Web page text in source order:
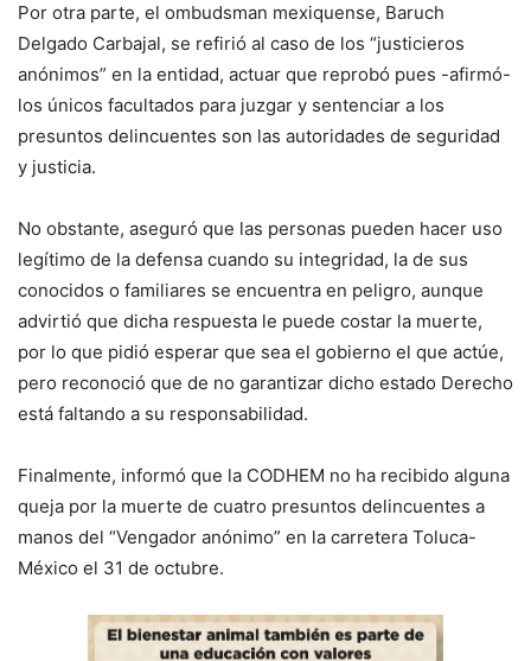
Por otra parte, el ombudsman mexiquense, Baruch
Delgado Carbajal, se refirió al caso de los “justicieros
anónimos” en la entidad, actuar que reprobó pues -afirmó-
los únicos facultados para juzgar y sentenciar a los
presuntos delincuentes son las autoridades de seguridad
y justicia.
No obstante, aseguró que las personas pueden hacer uso
legítimo de la defensa cuando su integridad, la de sus
conocidos o familiares se encuentra en peligro, aunque
advirtió que dicha respuesta le puede costar la muerte,
por lo que pidió esperar que sea el gobierno el que actúe,
pero reconoció que de no garantizar dicho estado Derecho
está faltando a su responsabilidad.
Finalmente, informó que la CODHEM no ha recibido alguna
queja por la muerte de cuatro presuntos delincuentes a
manos del “Vengador anónimo” en la carretera Toluca-
México el 31 de octubre.